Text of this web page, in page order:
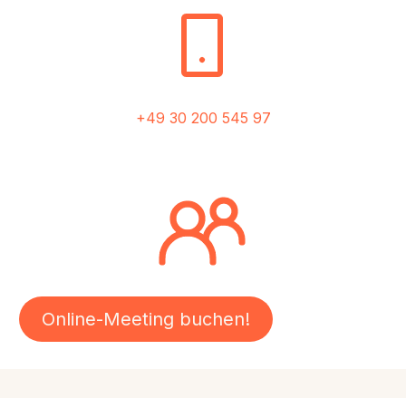
+49 30 200 545 97
Online-Meeting buchen!